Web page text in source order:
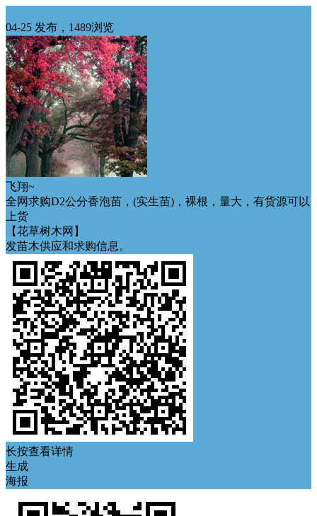
04-25 发布，1489浏览
飞翔~
全网求购D2公分香泡苗，(实生苗)，裸根，量大，有货源可以
上货
【花草树木网】
发苗木供应和求购信息。
长按查看详情
生成
海报